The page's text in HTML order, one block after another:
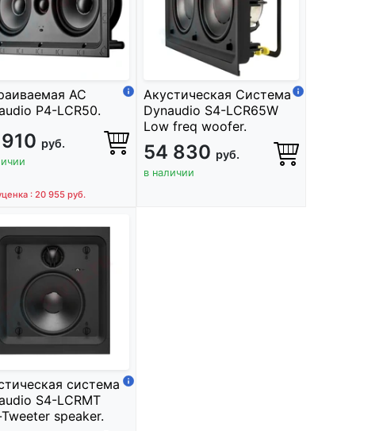
АС
P4-LCR50.
руб.
: 20 955 руб.
Акустическая Система
Dynaudio S4-LCR65W
Low freq woofer.
54 830 руб.
в наличии
система
S4-LCRMT
speaker.